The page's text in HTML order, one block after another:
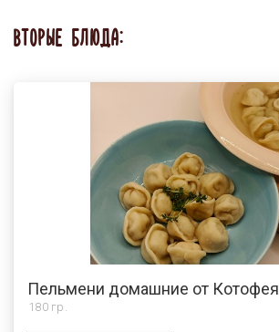
ВТОРЫЕ БЛЮДА:
Пельмени домашние от Котофея
180 гр.